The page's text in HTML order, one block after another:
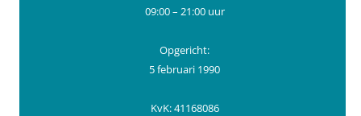
09:00 – 21:00 uur
Opgericht:
5 februari 1990
KvK: 41168086